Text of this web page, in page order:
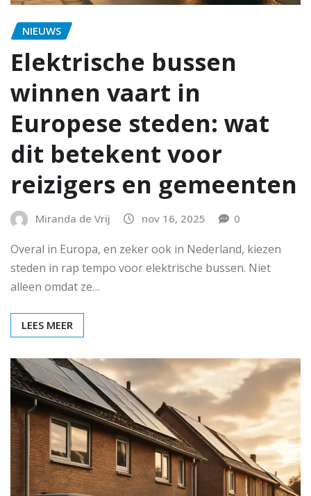
NIEUWS
Elektrische bussen
winnen vaart in
Europese steden: wat
dit betekent voor
reizigers en gemeenten
Miranda de Vrij nov 16, 2025 0
Overal in Europa, en zeker ook in Nederland, kiezen
steden in rap tempo voor elektrische bussen. Niet
alleen omdat ze…
LEES MEER